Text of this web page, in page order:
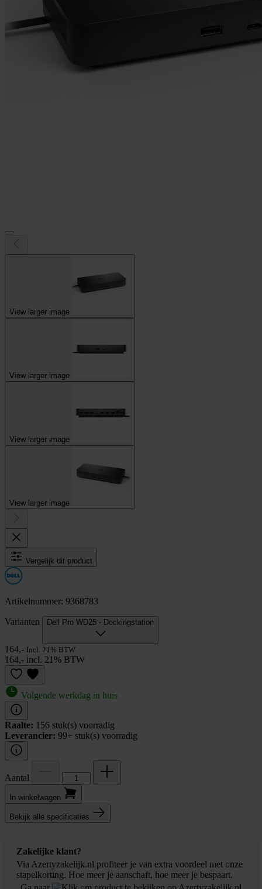
View larger image
View larger image
View larger image
View larger image
Vergelijk dit product
Artikelnummer: 9368783
Varianten Dell Pro WD25 - Dockingstation
164,- Incl. 21% BTW
164,- incl. 21% BTW
Volgende werkdag in huis
Raalte: 156 stuk(s) voorradig
Leverancier: 99+ stuk(s) voorradig
Aantal
In winkel­wagen
Bekijk alle specificaties
Zakelijke klant?
Via Azertyzakelijk.nl profiteer je van extra voordeel met onze
stapelkorting. Hoe meer je aanschaft, hoe meer je bespaart.